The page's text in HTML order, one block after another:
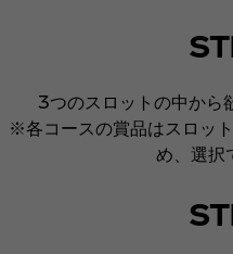
3つのスロットの中から
※各コースの賞品はスロッ
め、選択